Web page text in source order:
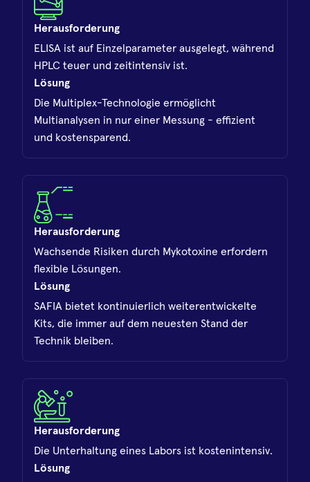
Herausforderung
ELISA ist auf Einzelparameter ausgelegt, während
HPLC teuer und zeitintensiv ist.
Lösung
Die Multiplex-Technologie ermöglicht
Multianalysen in nur einer Messung - effizient
und kostensparend.
Herausforderung
Wachsende Risiken durch Mykotoxine erfordern
flexible Lösungen.
Lösung
SAFIA bietet kontinuierlich weiterentwickelte
Kits, die immer auf dem neuesten Stand der
Technik bleiben.
Herausforderung
Die Unterhaltung eines Labors ist kostenintensiv.
Lösung